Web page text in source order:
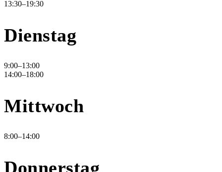
13:30–19:30
Dienstag
9:00–13:00
14:00–18:00
Mittwoch
8:00–14:00
Donnerstag